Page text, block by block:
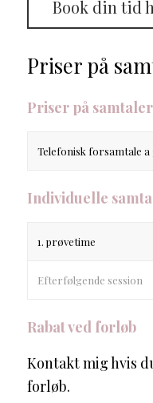
Book din tid
Priser på
Priser på samtaler
Telefonisk forsamtale
Individuelle
1. prøvetime
Efterfølgende session
Rabat ved forløb
Kontakt mig hvis
forløb.